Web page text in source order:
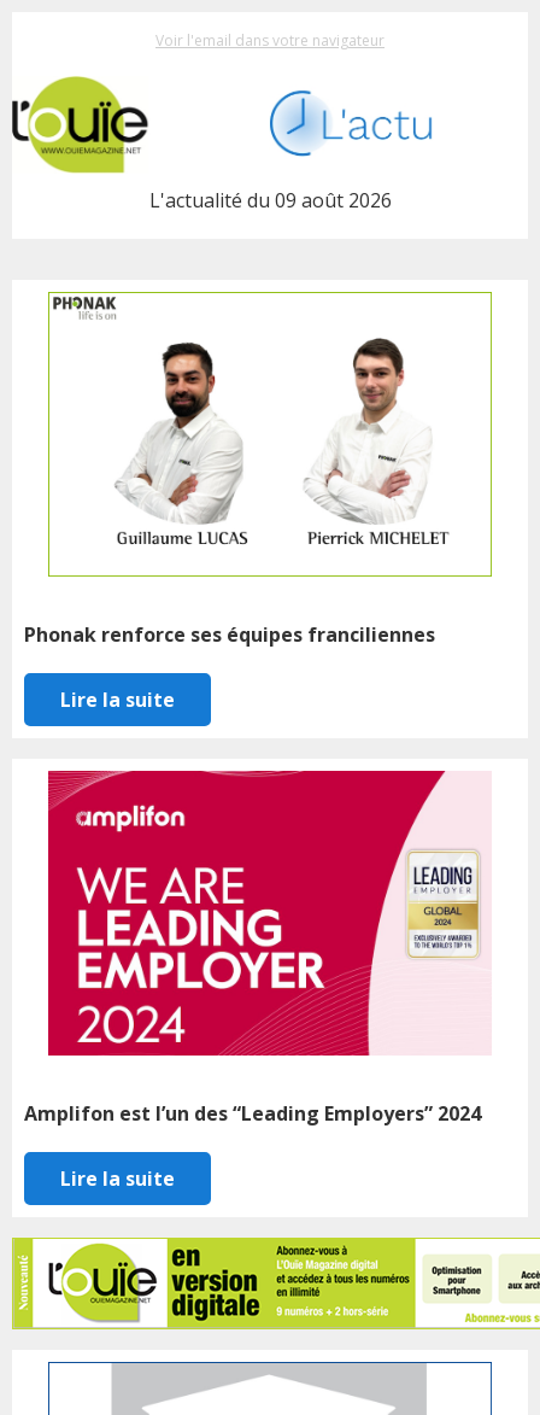
Voir l'email dans votre navigateur
L'actualité du 09 août 2026
Phonak renforce ses équipes franciliennes
Lire la suite
Amplifon est l’un des “Leading Employers” 2024
Lire la suite